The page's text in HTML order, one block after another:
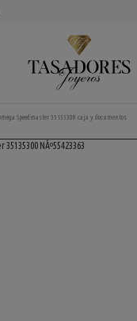
Speedmaster 35135300 caja y documentos